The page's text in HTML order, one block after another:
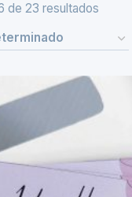
de 23 resultados